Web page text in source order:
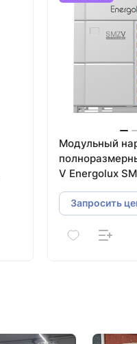
Модульный
V Energolux
Запросить